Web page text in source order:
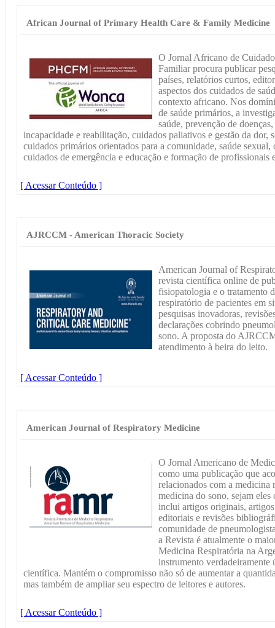
African Journal of Primary Health Care & Family Medicine
O Jornal Africano de
Familiar procura publicar
países, relatórios curtos,
aspectos dos cuidados de
contexto africano. Nos
de saúde primários, a
saúde, prevenção de
incapacidade e reabilitação, cuidados paliativos e gestão da dor,
cuidados primários orientados para a comunidade, saúde sexual,
cuidados de emergência e educação e formação de profissionais
[ Acessar Conteúdo ]
AJRCCM - American Thoracic Society
American Journal of
revista científica online de
fisiopatologia e o tratamento
respiratório de pacientes em
pesquisas inovadoras,
declarações cobrindo
sono. A proposta do
atendimento à beira do leito.
[ Acessar Conteúdo ]
American Journal of Respiratory Medicine
O Jornal Americano de
como uma publicação que
relacionados com a medicina
medicina do sono, sejam
inclui artigos originais, artigos
editoriais e revisões
comunidade de
a Revista é atualmente o
Medicina Respiratória na
instrumento verdadeiramente
científica. Mantém o compromisso não só de aumentar a
mas também de ampliar seu espectro de leitores e autores.
[ Acessar Conteúdo ]